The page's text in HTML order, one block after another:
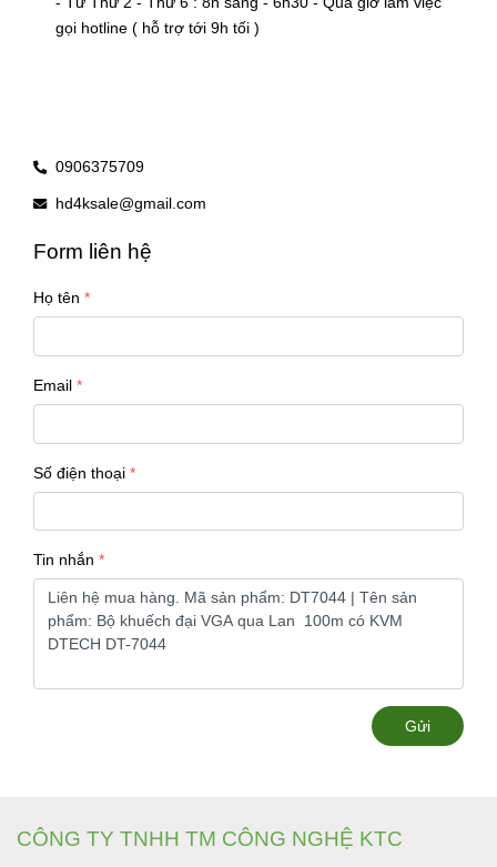
gọi hotline ( hỗ trợ tới 9h tối )
0906375709
hd4ksale@gmail.com
Form liên hệ
Họ tên
Email
Số điện thoại
Tin nhắn
Gửi
CÔNG TY TNHH TM CÔNG NGHỆ KTC